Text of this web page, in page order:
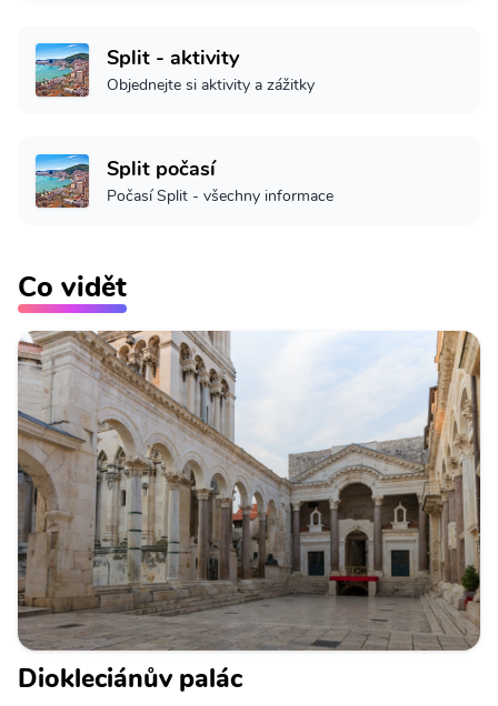
Split - aktivity
Objednejte si aktivity a zážitky
Split počasí
Počasí Split - všechny informace
Co vidět
Diokleciánův palác